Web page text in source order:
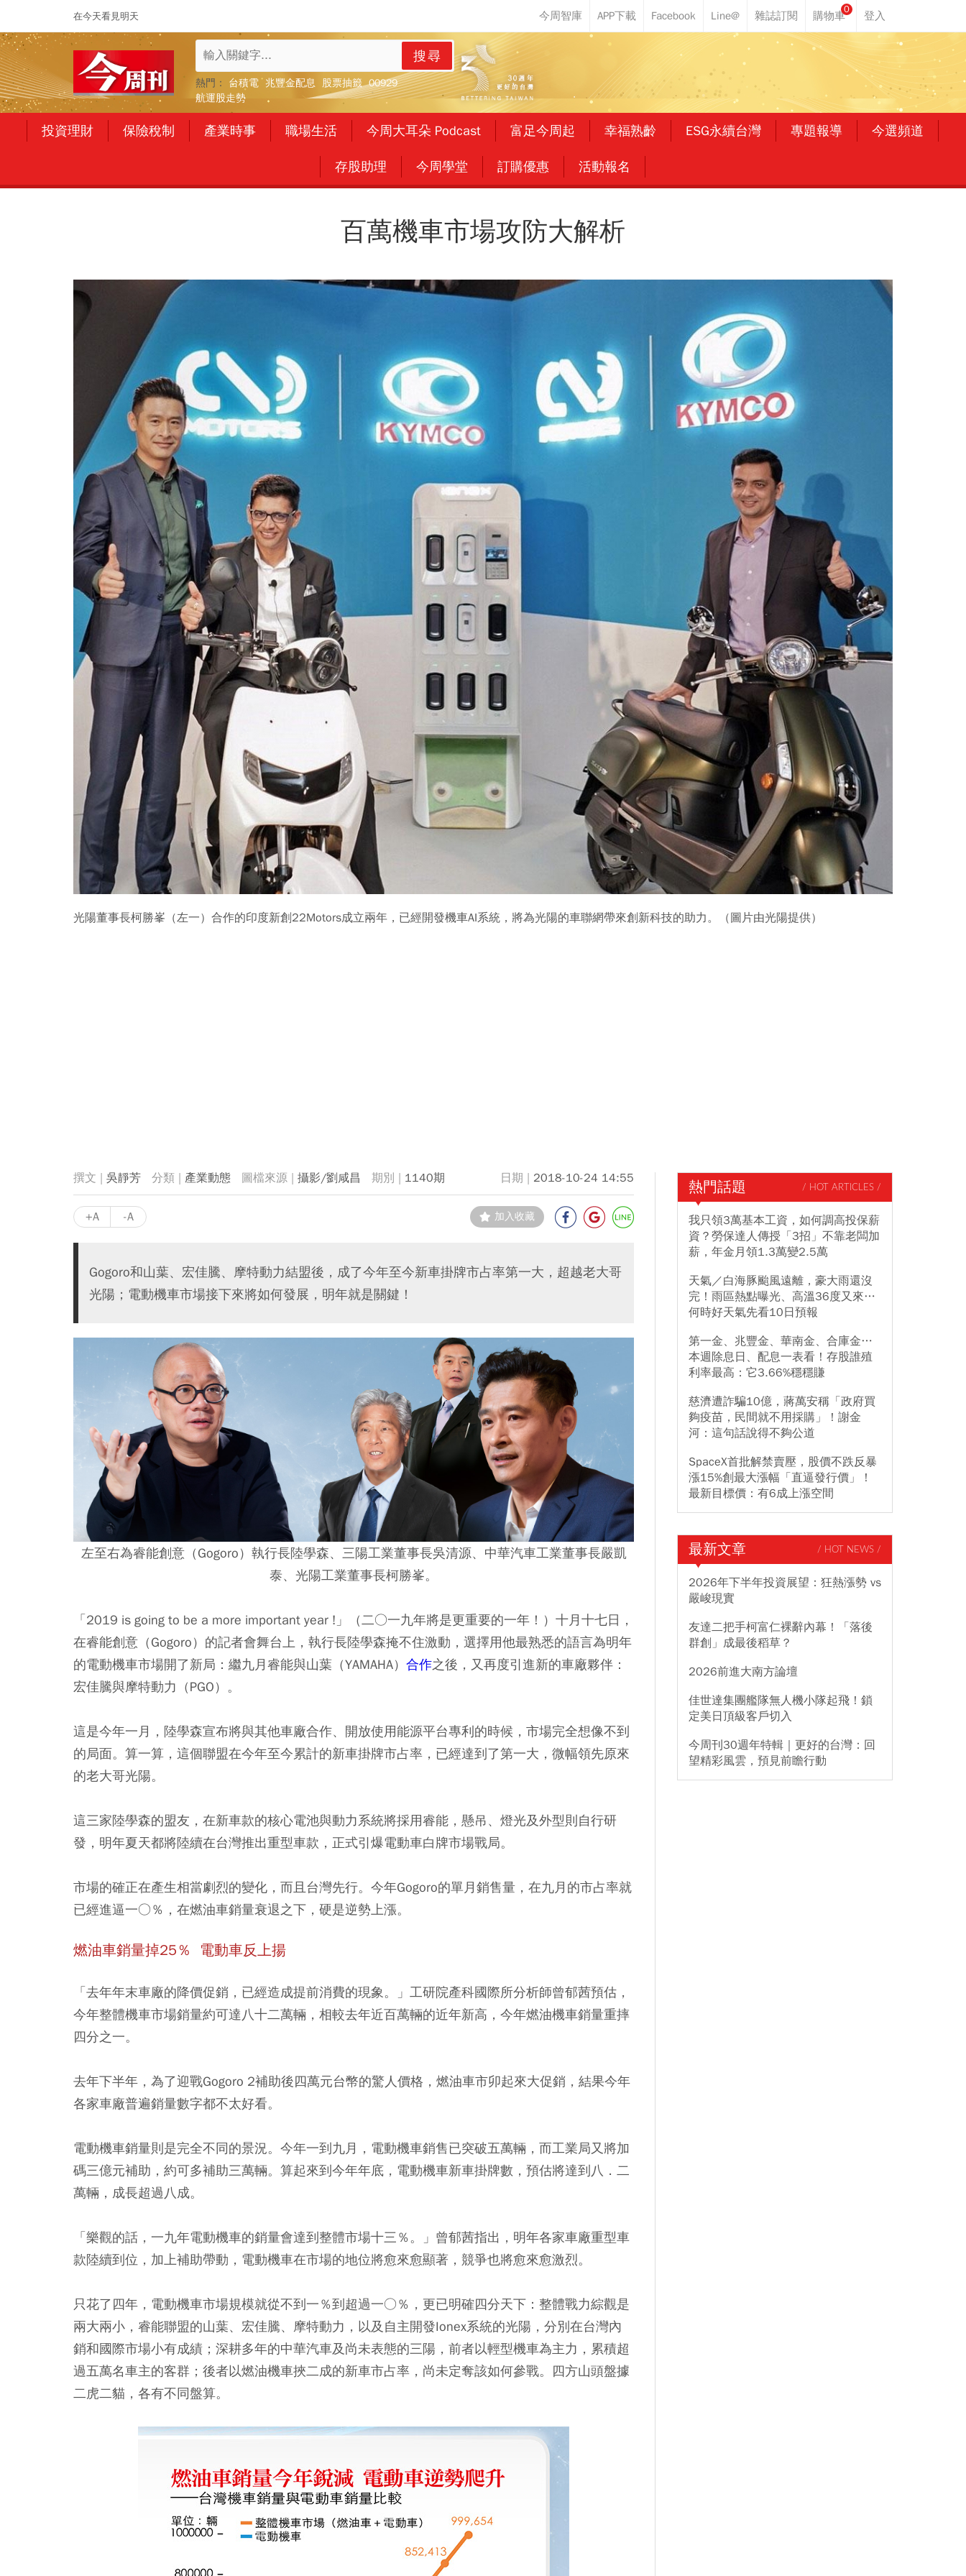
在今天看見明天
0
搜尋
熱門： 台積電 兆豐金配息 股票抽籤 00929
航運股走勢
投資理財 保險稅制 產業時事 職場生活 今周大耳朵 Podcast 富足今周起 幸福熟齡 ESG永續台灣 專題報導 今選頻道
存股助理 今周學堂 訂購優惠 活動報名
百萬機車市場攻防大解析
光陽董事長柯勝峯（左一）合作的印度新創22Motors成立兩年，已經開發機車AI系統，將為光陽的車聯網帶來創新科技的助力。（圖片由光陽提供）
吳靜芳 產業動態 攝影/劉咸昌 1140期 2018-10-24 14:55
+A -A 加入收藏
Gogoro和山葉、宏佳騰、摩特動力結盟後，成了今年至今新車掛牌市占率第一大，超越老大哥
光陽；電動機車市場接下來將如何發展，明年就是關鍵！
左至右為睿能創意（Gogoro）執行長陸學森、三陽工業董事長吳清源、中華汽車工業董事長嚴凱
泰、光陽工業董事長柯勝峯。
「2019 is going to be a more important year !」（二○一九年將是更重要的一年！）十月十七日，
在睿能創意（Gogoro） 的記者會舞台上， 執行長陸學森掩不住激動，選擇用他最熟悉的語言為明年
的電動機車市場開了新局：繼九月睿能與山葉（YAMAHA） 合作之後，又再度引進新的車廠夥伴：
宏佳騰與摩特動力（PGO） 。
這是今年一月，陸學森宣布將與其他車廠合作、開放使用能源平台專利的時候，市場完全想像不到
的局面。算一算，這個聯盟在今年至今累計的新車掛牌市占率，已經達到了第一大，微幅領先原來
的老大哥光陽。
這三家陸學森的盟友，在新車款的核心電池與動力系統將採用睿能，懸吊、燈光及外型則自行研
發，明年夏天都將陸續在台灣推出重型車款，正式引爆電動車白牌市場戰局。
市場的確正在產生相當劇烈的變化，而且台灣先行。今年Gogoro的單月銷售量，在九月的市占率就
已經進逼一○％，在燃油車銷量衰退之下，硬是逆勢上漲。
燃油車銷量掉25％ 電動車反上揚
「去年年末車廠的降價促銷，已經造成提前消費的現象。」工研院產科國際所分析師曾郁茜預估，
今年整體機車市場銷量約可達八十二萬輛，相較去年近百萬輛的近年新高，今年燃油機車銷量重摔
四分之一。
去年下半年，為了迎戰Gogoro 2補助後四萬元台幣的驚人價格，燃油車市卯起來大促銷，結果今年
各家車廠普遍銷量數字都不太好看。
電動機車銷量則是完全不同的景況。今年一到九月， 電動機車銷售已突破五萬輛 ，而工業局又將加
碼三億元補助，約可多補助三萬輛。算起來到今年年底，電動機車新車掛牌數，預估將達到八．二
萬輛， 成長超過八成。
「樂觀的話，一九年電動機車的銷量會達到整體市場十三％。」曾郁茜指出，明年各家車廠重型車
款陸續到位，加上補助帶動，電動機車在市場的地位將愈來愈顯著，競爭也將愈來愈激烈。
只花了四年， 電動機車市場規模就從不到一％到超過一○％ ，更已明確四分天下：整體戰力綜觀是
兩大兩小， 睿能聯盟的山葉、宏佳騰、摩特動力 ，以及自主開發Ionex系統的光陽 ，分別在台灣內
銷和國際市場小有成績；深耕多年的中華汽車及尚未表態的三陽 ，前者以輕型機車為主力，累積超
過五萬名車主的客群；後者以燃油機車挾二成的新車市占率，尚未定奪該如何參戰。四方山頭盤據
二虎二貓，各有不同盤算。
熱門話題 / HOT ARTICLES /
我只領3萬基本工資，如何調高投保薪
資？勞保達人傳授「3招」不靠老闆加
薪，年金月領1.3萬變2.5萬
天氣／白海豚颱風遠離，豪大雨還沒
完！雨區熱點曝光、高溫36度又來…
何時好天氣先看10日預報
第一金、兆豐金、華南金、合庫金…
本週除息日、配息一表看！存股誰殖
利率最高：它3.66%穩穩賺
慈濟遭詐騙10億，蔣萬安稱「政府買
夠疫苗，民間就不用採購」！謝金
河：這句話說得不夠公道
SpaceX首批解禁賣壓，股價不跌反暴
漲15%創最大漲幅「直逼發行價」！
最新目標價：有6成上漲空間
最新文章 / HOT NEWS /
2026年下半年投資展望：狂熱漲勢 vs
嚴峻現實
友達二把手柯富仁裸辭內幕！「落後
群創」成最後稻草？
2026前進大南方論壇
佳世達集團艦隊無人機小隊起飛！鎖
定美日頂級客戶切入
今周刊30週年特輯｜更好的台灣：回
望精彩風雲，預見前瞻行動